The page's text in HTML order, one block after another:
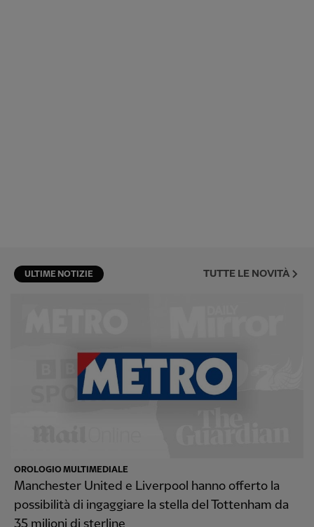
ULTIME NOTIZIE TUTTE LE NOVITÀ
OROLOGIO MULTIMEDIALE
Manchester United e Liverpool hanno offerto la
possibilità di ingaggiare la stella del Tottenham da
35 milioni di sterline